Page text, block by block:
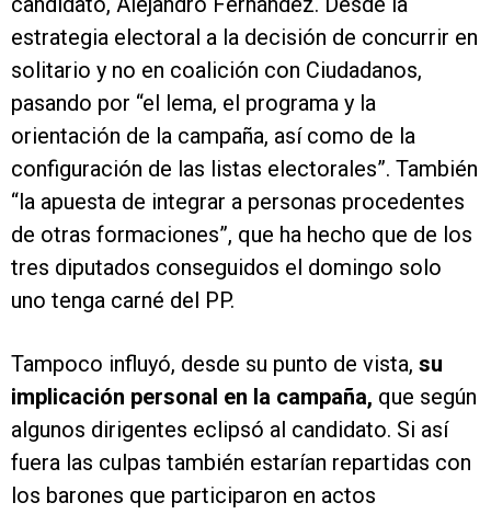
estrategia electoral a la decisión de concurrir en
solitario y no en coalición con Ciudadanos,
pasando por “el lema, el programa y la
orientación de la campaña, así como de la
configuración de las listas electorales”. También
“la apuesta de integrar a personas procedentes
de otras formaciones”, que ha hecho que de los
tres diputados conseguidos el domingo solo
uno tenga carné del PP.
Tampoco influyó, desde su punto de vista, su
implicación personal en la campaña, que según
algunos dirigentes eclipsó al candidato. Si así
fuera las culpas también estarían repartidas con
los barones que participaron en actos